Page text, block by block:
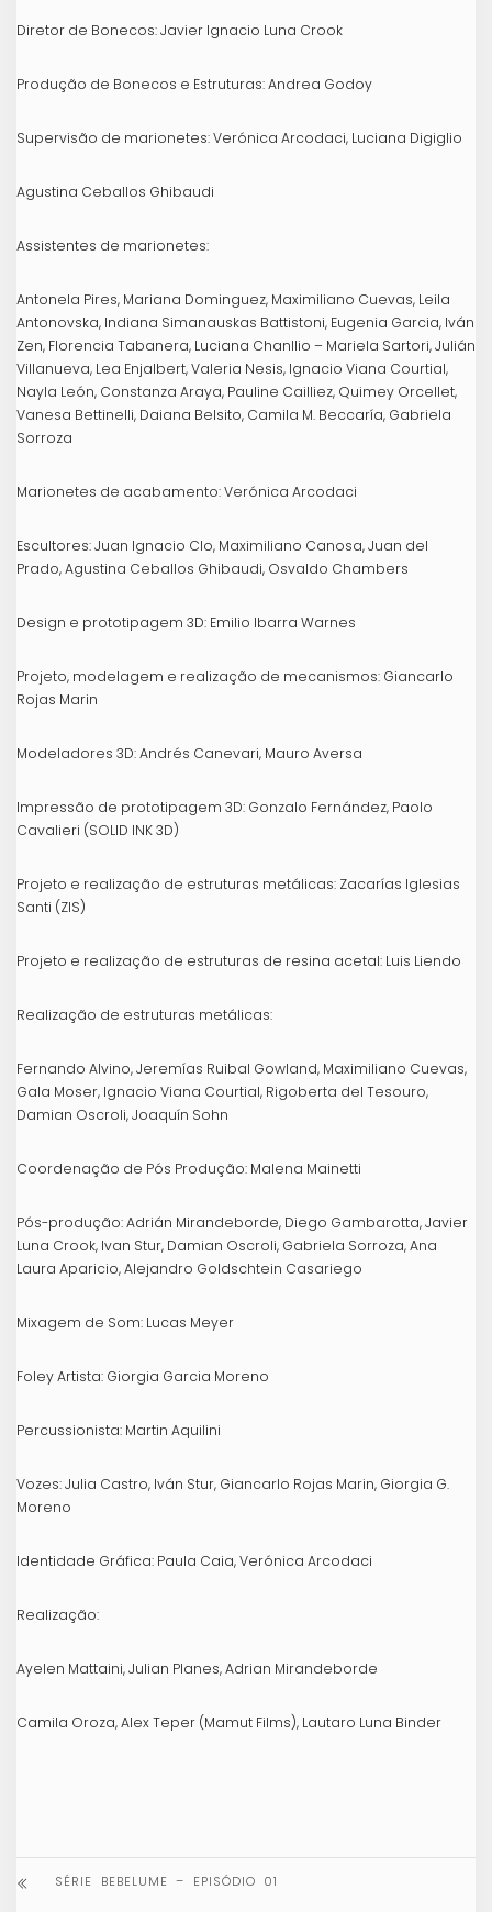
Diretor de Bonecos: Javier Ignacio Luna Crook
Produção de Bonecos e Estruturas: Andrea Godoy
Supervisão de marionetes: Verónica Arcodaci, Luciana Digiglio
Agustina Ceballos Ghibaudi
Assistentes de marionetes:
Antonela Pires, Mariana Dominguez, Maximiliano Cuevas, Leila
Antonovska, Indiana Simanauskas Battistoni, Eugenia Garcia, Iván
Zen, Florencia Tabanera, Luciana Chanllio – Mariela Sartori, Julián
Villanueva, Lea Enjalbert, Valeria Nesis, Ignacio Viana Courtial,
Nayla León, Constanza Araya, Pauline Cailliez, Quimey Orcellet,
Vanesa Bettinelli, Daiana Belsito, Camila M. Beccaría, Gabriela
Sorroza
Marionetes de acabamento: Verónica Arcodaci
Escultores: Juan Ignacio Clo, Maximiliano Canosa, Juan del
Prado, Agustina Ceballos Ghibaudi, Osvaldo Chambers
Design e prototipagem 3D: Emilio Ibarra Warnes
Projeto, modelagem e realização de mecanismos: Giancarlo
Rojas Marin
Modeladores 3D: Andrés Canevari, Mauro Aversa
Impressão de prototipagem 3D: Gonzalo Fernández, Paolo
Cavalieri (SOLID INK 3D)
Projeto e realização de estruturas metálicas: Zacarías Iglesias
Santi (ZIS)
Projeto e realização de estruturas de resina acetal: Luis Liendo
Realização de estruturas metálicas:
Fernando Alvino, Jeremías Ruibal Gowland, Maximiliano Cuevas,
Gala Moser, Ignacio Viana Courtial, Rigoberta del Tesouro,
Damian Oscroli, Joaquín Sohn
Coordenação de Pós Produção: Malena Mainetti
Pós-produção: Adrián Mirandeborde, Diego Gambarotta, Javier
Luna Crook, Ivan Stur, Damian Oscroli, Gabriela Sorroza, Ana
Laura Aparicio, Alejandro Goldschtein Casariego
Mixagem de Som: Lucas Meyer
Foley Artista: Giorgia Garcia Moreno
Percussionista: Martin Aquilini
Vozes: Julia Castro, Iván Stur, Giancarlo Rojas Marin, Giorgia G.
Moreno
Identidade Gráfica: Paula Caia, Verónica Arcodaci
Realização:
Ayelen Mattaini, Julian Planes, Adrian Mirandeborde
Camila Oroza, Alex Teper (Mamut Films), Lautaro Luna Binder
SÉRIE BEBELUME – EPISÓDIO 01